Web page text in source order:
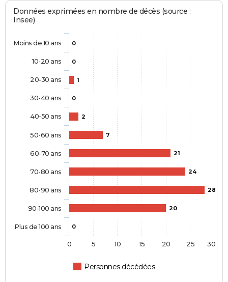
Données exprimées en nombre de décès (source :
Insee)
0
0
1
0
2
7
21
24
28
20
0
Personnes décédées
Moins de 10 ans
10-20 ans
20-30 ans
30-40 ans
40-50 ans
50-60 ans
60-70 ans
70-80 ans
80-90 ans
90-100 ans
Plus de 100 ans
0 5 10 15 20 25 30